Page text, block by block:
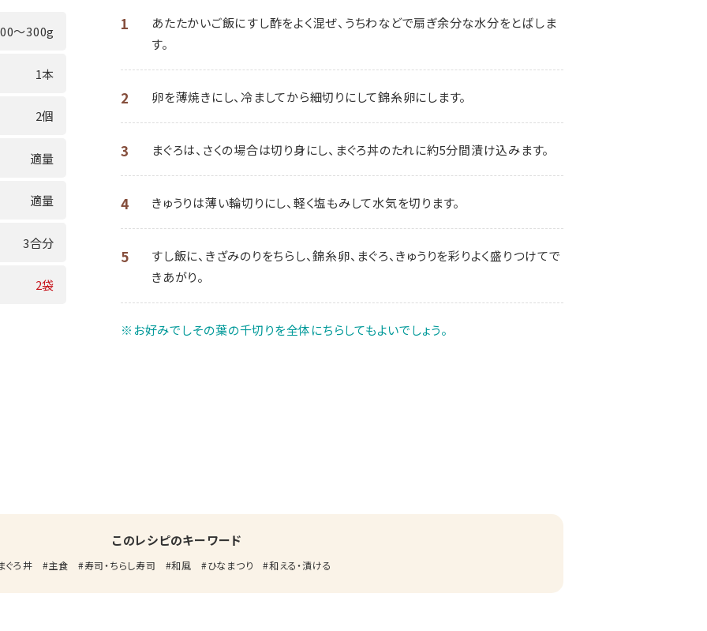
～300g
1本
2個
適量
適量
3合分
2袋
1
あたたかいご飯にすし酢をよく混ぜ、うちわなどで扇ぎ余分な水分をとばしま
す。
2 卵を薄焼きにし、冷ましてから細切りにして錦糸卵にします。
3 まぐろは、さくの場合は切り身にし、まぐろ丼のたれに約5分間漬け込みます。
4 きゅうりは薄い輪切りにし、軽く塩もみして水気を切ります。
5
すし飯に、きざみのりをちらし、錦糸卵、まぐろ、きゅうりを彩りよく盛りつけてで
きあがり。
※お好みでしその葉の千切りを全体にちらしてもよいでしょう。
このレシピのキーワード
ぐろ丼 主食 寿司・ちらし寿司 和風 ひなまつり 和える・漬ける